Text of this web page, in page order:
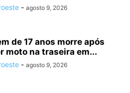
- agosto 9, 2026
de 17 anos morre após
moto na traseira em...
- agosto 9, 2026